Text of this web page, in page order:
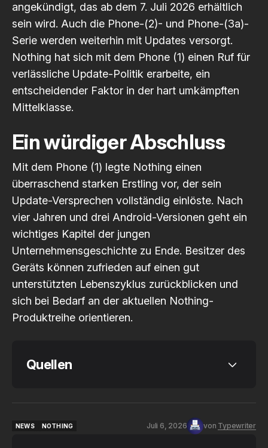
angekündigt, das ab dem 7. Juli 2026 erhältlich
sein wird. Auch die Phone-(2)- und Phone-(3a)-
Serie werden weiterhin mit Updates versorgt.
Nothing hat sich mit dem Phone (1) einen Ruf für
verlässliche Update-Politik erarbeite, ein
entscheidender Faktor in der hart umkämpften
Mittelklasse.
Ein würdiger Abschluss
Mit dem Phone (1) legte Nothing einen
überraschend starken Erstling vor, der sein
Update-Versprechen vollständig einlöste. Nach
vier Jahren und drei Android-Versionen geht ein
wichtiges Kapitel der jungen
Unternehmensgeschichte zu Ende. Besitzer des
Geräts können zufrieden auf einen gut
unterstützten Lebenszyklus zurückblicken und
sich bei Bedarf an der aktuellen Nothing-
Produktreihe orientieren.
Quellen
Android Authority: „The Nothing Phone 1 has
GSMArena: „It‘s the end of the road for the
NEWS
NOTHING
Juli 6, 2026 von Typewriter